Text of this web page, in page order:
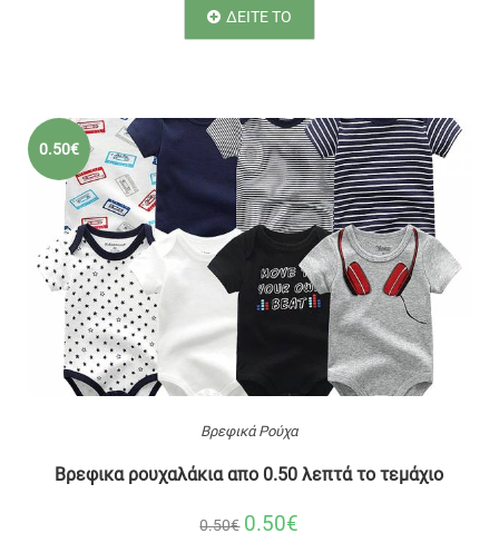
ΔΕΙΤΕ ΤΟ
0.50€
Βρεφικά Ρούχα
Βρεφικα ρουχαλάκια απο 0.50 λεπτά το τεμάχιο
0.50€ 0.50€